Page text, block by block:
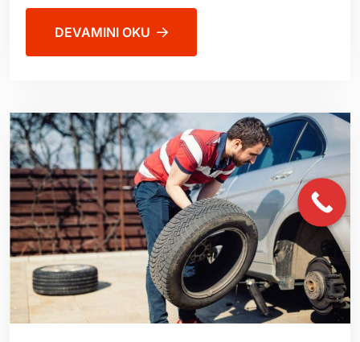
DEVAMINI OKU